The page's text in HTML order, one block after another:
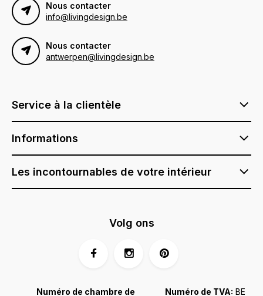
Nous contacter
info@livingdesign.be
Nous contacter
antwerpen@livingdesign.be
Service à la clientèle
Informations
Les incontournables de votre intérieur
Numéro de chambre de Numéro de TVA: BE
Volg ons